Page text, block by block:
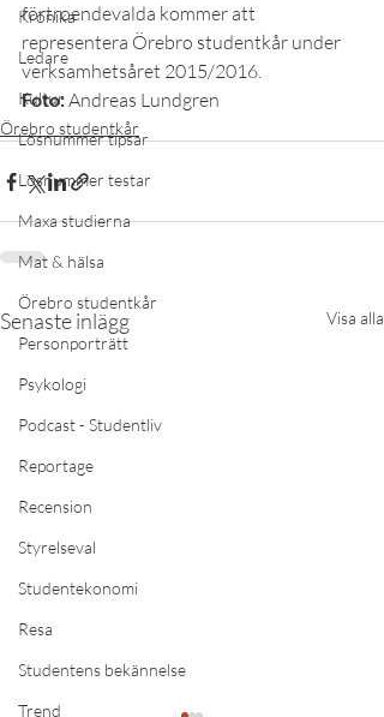
Krönika
Ledare
Kultur
Lösnummer tipsar
Lösnummer testar
Maxa studierna
Mat & hälsa
Örebro studentkår
Personporträtt
Psykologi
Podcast - Studentliv
Reportage
Recension
Styrelseval
Studentekonomi
Resa
Studentens bekännelse
Trend
förtroendevalda kommer att
representera Örebro studentkår under
verksamhetsåret 2015/2016.
Foto: Andreas Lundgren
Örebro studentkår
Senaste inlägg Visa alla